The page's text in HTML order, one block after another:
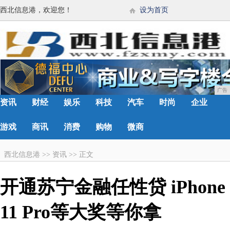
西北信息港，欢迎您！ 设为首页
广告
资讯 财经 娱乐 科技 汽车 时尚 企业
游戏 商讯 消费 购物 微商
西北信息港 >> 资讯 >> 正文
开通苏宁金融任性贷 iPhone
11 Pro等大奖等你拿